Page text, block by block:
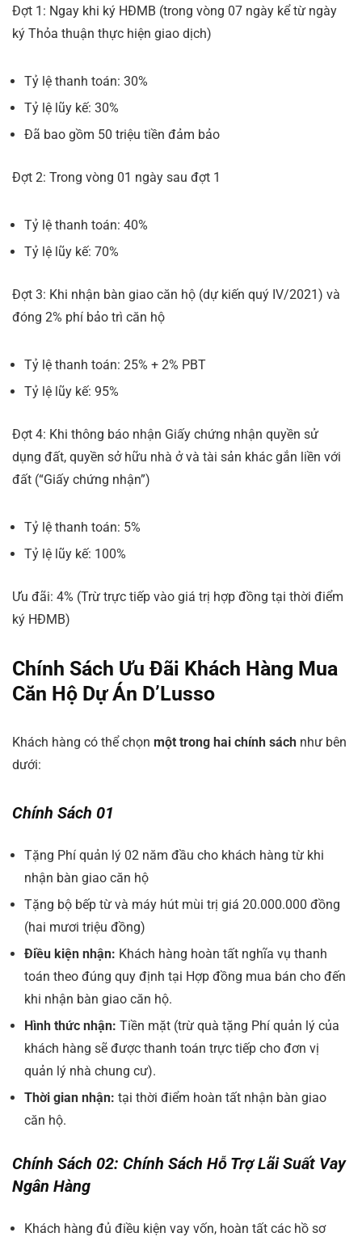
Đợt 1: Ngay khi ký HĐMB (trong vòng 07 ngày kể từ ngày
ký Thỏa thuận thực hiện giao dịch)
Tỷ lệ thanh toán: 30%
Tỷ lệ lũy kế: 30%
Đã bao gồm 50 triệu tiền đảm bảo
Đợt 2: Trong vòng 01 ngày sau đợt 1
Tỷ lệ thanh toán: 40%
Tỷ lệ lũy kế: 70%
Đợt 3: Khi nhận bàn giao căn hộ (dự kiến quý IV/2021) và
đóng 2% phí bảo trì căn hộ
Tỷ lệ thanh toán: 25% + 2% PBT
Tỷ lệ lũy kế: 95%
Đợt 4: Khi thông báo nhận Giấy chứng nhận quyền sử
dụng đất, quyền sở hữu nhà ở và tài sản khác gắn liền với
đất (“Giấy chứng nhận”)
Tỷ lệ thanh toán: 5%
Tỷ lệ lũy kế: 100%
Ưu đãi: 4% (Trừ trực tiếp vào giá trị hợp đồng tại thời điểm
ký HĐMB)
Chính Sách Ưu Đãi Khách Hàng Mua
Căn Hộ Dự Án D’Lusso
Khách hàng có thể chọn một trong hai chính sách như bên
dưới:
Chính Sách 01
Tặng Phí quản lý 02 năm đầu cho khách hàng từ khi
nhận bàn giao căn hộ
Tặng bộ bếp từ và máy hút mùi trị giá 20.000.000 đồng
(hai mươi triệu đồng)
Điều kiện nhận: Khách hàng hoàn tất nghĩa vụ thanh
toán theo đúng quy định tại Hợp đồng mua bán cho đến
khi nhận bàn giao căn hộ.
Hình thức nhận: Tiền mặt (trừ quà tặng Phí quản lý của
khách hàng sẽ được thanh toán trực tiếp cho đơn vị
quản lý nhà chung cư).
Thời gian nhận: tại thời điểm hoàn tất nhận bàn giao
căn hộ.
Chính Sách 02: Chính Sách Hỗ Trợ Lãi Suất Vay
Ngân Hàng
Khách hàng đủ điều kiện vay vốn, hoàn tất các hồ sơ